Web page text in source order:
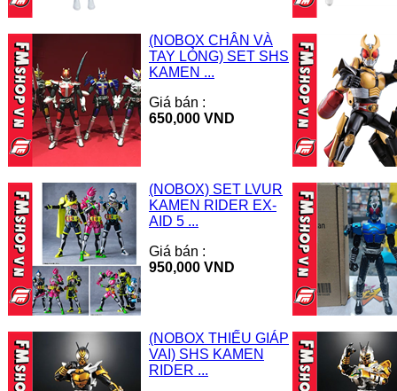
(NOBOX CHÂN VÀ
TAY LỎNG) SET SHS
KAMEN ...
Giá bán :
650,000 VND
(NOBOX) SET LVUR
KAMEN RIDER EX-
AID 5 ...
Giá bán :
950,000 VND
(NOBOX THIẾU GIÁP
VAI) SHS KAMEN
RIDER ...